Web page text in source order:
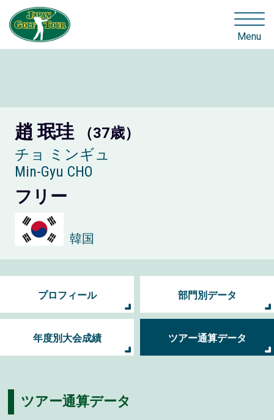
Menu
趙 珉珪
（37歳）
チョ ミンギュ
Min-Gyu CHO
フリー
韓国
プロフィール 部門別データ
年度別大会成績 ツアー通算データ
ツアー通算データ